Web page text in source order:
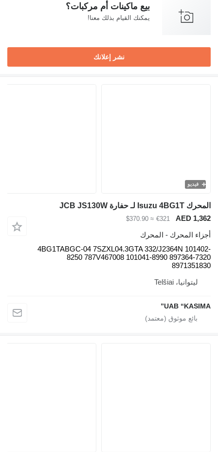
بيع ماكينات أم مركبات؟
يمكنك القيام بذلك معنا!
نشر إعلانك
فيديو
المحرك Isuzu 4BG1T لـ حفارة JCB JS130W
AED 1,362
€321
≈ $370.90
أجزاء المحرك - المحرك
4BG1TABGC-04 7SZXL04.3GTA 332/J2364N 101402-
8250 787V467008 101041-8990 897364-7320
8971351830
ليتوانيا، Telšiai
UAB “KASIMA”